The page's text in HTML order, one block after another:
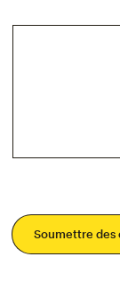
Soumettre des